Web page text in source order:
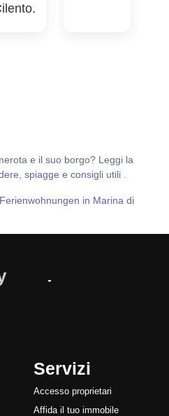
e il suo borgo? Leggi la
spiagge e consigli utili
Ferienwohnungen in Marina di
Servizi
Accesso proprietari
Affida il tuo immobile